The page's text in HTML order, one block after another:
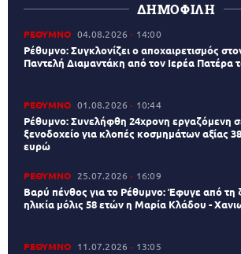
ΔΗΜΟΦΙΛΗ
ΡΕΘΥΜΝΟ 04.08.2026 14:00
Ρέθυμνο: Συγκλονίζει ο αποχαιρετισμός
Παντελή Διαμαντάκη από τον Ιερέα Πατέρα
ΡΕΘΥΜΝΟ 01.08.2026 10:44
Ρέθυμνο: Συνελήφθη 24χρονη εργαζόμενη
ξενοδοχείο για κλοπές κοσμημάτων αξίας
ευρώ
ΡΕΘΥΜΝΟ 25.07.2026 16:09
Βαρύ πένθος για το Ρέθυμνο: Έφυγε από τη
ηλικία μόλις 58 ετών η Μαρία Κλάδου -
ΡΕΘΥΜΝΟ 11.07.2026 13:05